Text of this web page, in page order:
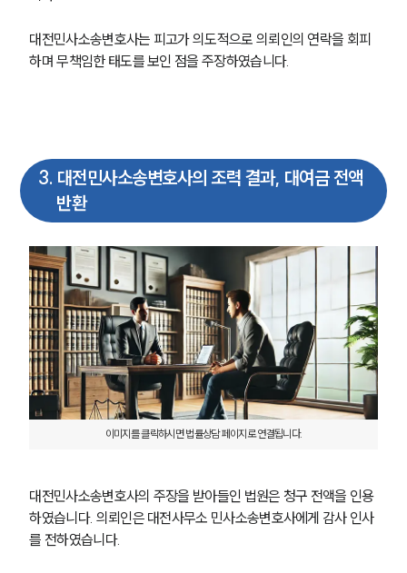
대전민사소송변호사는 피고가 의도적으로 의뢰인의 연락을 회피
하며 무책임한 태도를 보인 점을 주장하였습니다.
3. 대전민사소송변호사의 조력 결과, 대여금 전액
반환
이미지를 클릭하시면 법률상담 페이지로 연결됩니다.
대전민사소송변호사의 주장을 받아들인 법원은 청구 전액을 인용
하였습니다. 의뢰인은 대전사무소 민사소송변호사에게 감사 인사
를 전하였습니다.